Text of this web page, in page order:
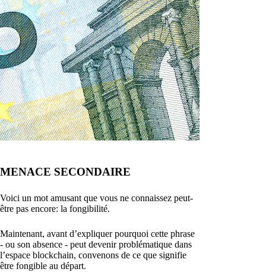
MENACE SECONDAIRE
Voici un mot amusant que vous ne connaissez peut-
être pas encore: la fongibilité.
Maintenant, avant d’expliquer pourquoi cette phrase
- ou son absence - peut devenir problématique dans
l’espace blockchain, convenons de ce que signifie
être fongible au départ.